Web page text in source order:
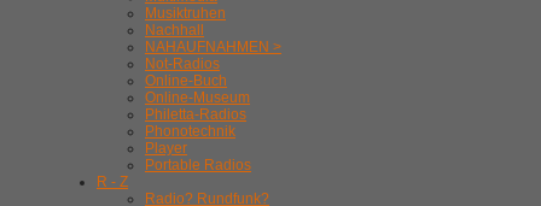
Musiktruhen
Nachhall
NAHAUFNAHMEN >
Not-Radios
Online-Buch
Online-Museum
Philetta-Radios
Phonotechnik
Player
Portable Radios
R - Z
Radio? Rundfunk?